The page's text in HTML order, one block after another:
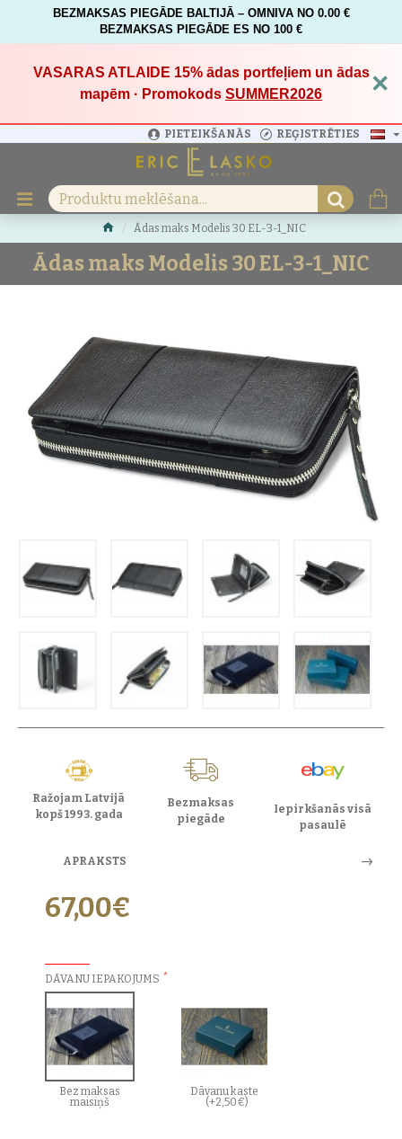
BEZMAKSAS PIEGĀDE BALTIJĀ – OMNIVA NO 0.00 €
BEZMAKSAS PIEGĀDE ES NO 100 €
VASARAS ATLAIDE 15%ādas portfeļiem un ādas
mapēm · Promokods SUMMER2026 ×
PIETEIKŠANĀS REĢISTRĒTIES
Ādas maks Modelis 30 EL-3-1_NIC
Ādas maks Modelis 30 EL-3-1_NIC
Ražojam Latvijā
kopš 1993. gada
Bezmaksas
piegāde
Iepirkšanās visā
pasaulē
APRAKSTS
67,00€
DĀVANU IEPAKOJUMS
Bez maksas
maisiņš
Dāvanu kaste
(+2,50€)